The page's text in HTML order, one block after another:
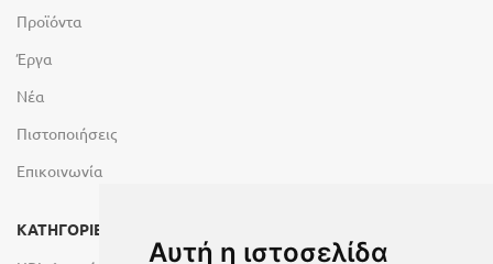
Αυτή η ιστοσελίδα
Προϊόντα
Έργα
Νέα
Πιστοποιήσεις
Επικοινωνία
ΚΑΤΗΓΟΡΙΕΣ